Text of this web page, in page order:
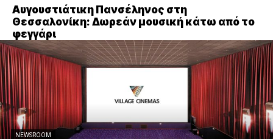
Αυγουστιάτικη Πανσέληνος στη
Θεσσαλονίκη: Δωρεάν μουσική κάτω από το
φεγγάρι
NEWSROOM